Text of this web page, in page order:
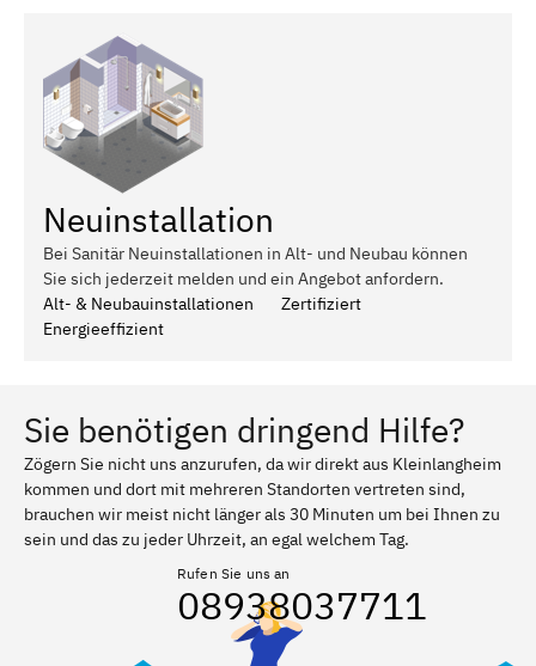
Neuinstallation
Bei Sanitär Neuinstallationen in Alt- und Neubau können
Sie sich jederzeit melden und ein Angebot anfordern.
Alt- & Neubauinstallationen
Zertifiziert
Energieeffizient
Sie benötigen dringend Hilfe?
Zögern Sie nicht uns anzurufen, da wir direkt aus Kleinlangheim
kommen und dort mit mehreren Standorten vertreten sind,
brauchen wir meist nicht länger als 30 Minuten um bei Ihnen zu
sein und das zu jeder Uhrzeit, an egal welchem Tag.
Rufen Sie uns an
08938037711